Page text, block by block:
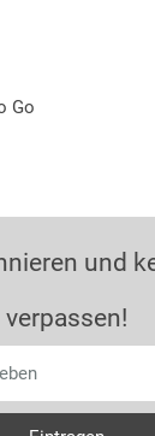
Go
und
verpassen!